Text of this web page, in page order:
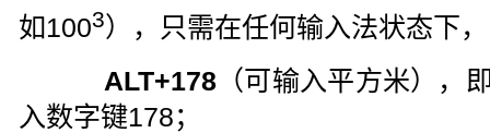
如1003），只需在任何输入法状态下
ALT+178（可输入平方米），
入数字键178；